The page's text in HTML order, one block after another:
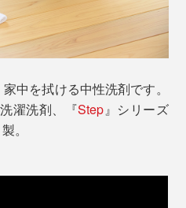
』300㎖パック・専用計量
ルを詰め合せた「ギフトセ
ふきふきフッキー』を詰め
ルが便利です。
った、手垢やホコリがとれ
どおりキラキラ輝いていま
中を拭ける中性洗剤です。
濯洗剤、『Step 』シリーズ
。